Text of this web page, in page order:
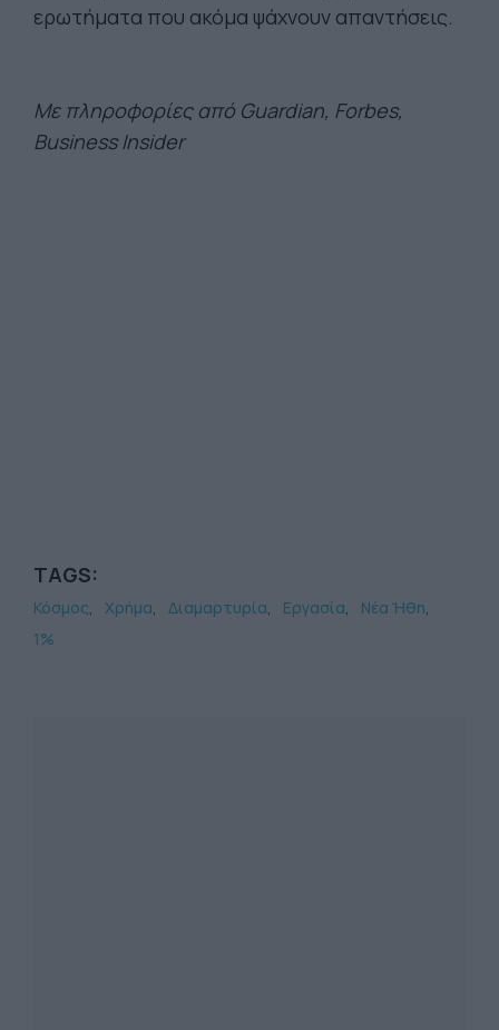
ερωτήματα που ακόμα ψάχνουν απαντήσεις.
Με πληροφορίες από Guardian, Forbes,
Business Insider
TAGS:
Κόσμος Χρήμα Διαμαρτυρία Εργασία
Νέα Ήθη
1%